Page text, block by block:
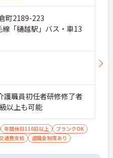
町2189-223
線「樋越駅」バス・車13
職員初任者研修修了者
以上も可能
年間休日110日以上
ブランクOK
通費支給 退職金制度あり